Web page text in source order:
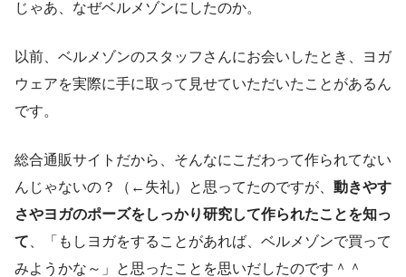
じゃあ、なぜベルメゾンにしたのか。
以前、ベルメゾンのスタッフさんにお会いしたとき、ヨガ
ウェアを実際に手に取って見せていただいたことがあるん
です。
総合通販サイトだから、そんなにこだわって作られてない
んじゃないの？（←失礼）と思ってたのですが、 動きやす
さやヨガのポーズをしっかり研究して作られたことを知っ
て 、「もしヨガをすることがあれば、ベルメゾンで買って
みようかな～」と思ったことを思いだしたのです＾＾